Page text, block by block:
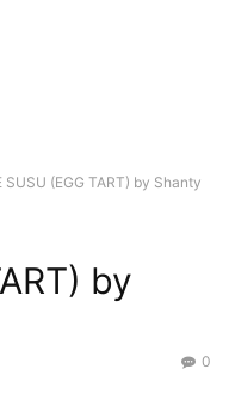
SUSU (EGG TART) by Shanty
by
0